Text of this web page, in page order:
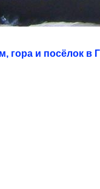
гора и посёлок в